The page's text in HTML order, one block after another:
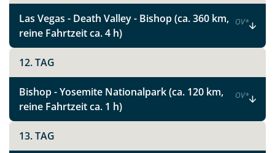
per E-Mail senden
Las Vegas - Death Valley - Bishop (ca. 360 km,
reine Fahrtzeit ca. 4 h)
OV*
12. TAG
Bishop - Yosemite Nationalpark (ca. 120 km,
reine Fahrtzeit ca. 1 h)
OV*
13. TAG